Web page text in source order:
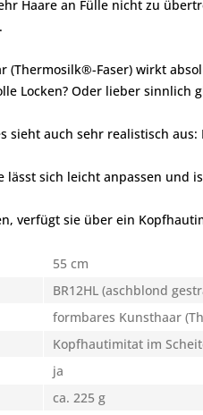
Haare an Fülle nicht zu
(Thermosilk®-Faser) wirkt
Locken? Oder lieber sinnlich
sieht auch sehr realistisch
lässt sich leicht anpassen und
verfügt sie über ein
55 cm
BR12HL (aschblond
formbares Kunsthaar
Kopfhautimitat im
ja
ca. 225 g